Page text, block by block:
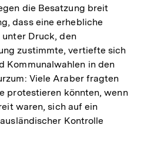
die Besatzung breit
dass eine erhebliche
unter Druck, den
zustimmte, vertiefte sich
Kommunalwahlen in den
Viele Araber fragten
protestieren könnten, wenn
waren, sich auf ein
Kontrolle